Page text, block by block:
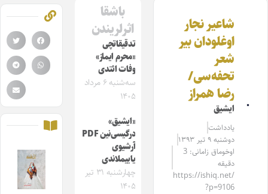
شاعیر نجار
اوغلودان بیر
شعر
تحفه‌سی/
رضا همراز
ایشیق
یادداشت
دوشنبه ۹ تیر ۱۳۹۳
اوخوماق زامانی: 3
دقیقه
https://ishiq.net/
?p=9106
باشقا
اثرلریندن
تدقیقاتچی
«محرم ایماز»
وفات ائتدی
سه‌شنبه ۶ مرداد
۱۴۰۵
«ایشیق»
درگیسی‌نین PDF
آرشیوی
یاییملاندی
چهارشنبه ۳۱ تیر
۱۴۰۵